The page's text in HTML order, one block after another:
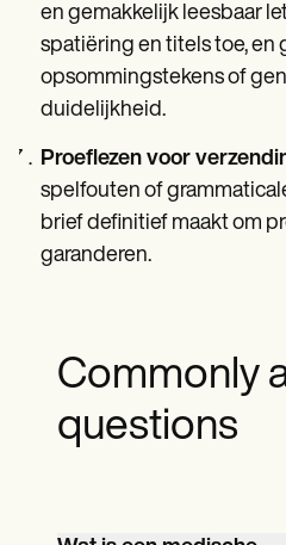
en gemakkelijk leesbaar
spatiëring en titels toe, en
opsommingstekens of
duidelijkheid.
Proeflezen voor
spelfouten of
brief definitief maakt om
garanderen.
Commonly
questions